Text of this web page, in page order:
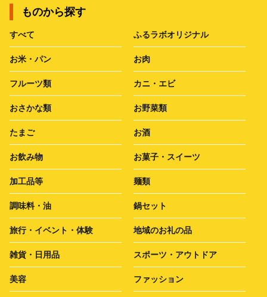
ものから探す
すべて ふるラボオリジナル
お米・パン お肉
フルーツ類 カニ・エビ
おさかな類 お野菜類
たまご お酒
お飲み物 お菓子・スイーツ
加工品等 麺類
調味料・油 鍋セット
旅行・イベント・体験 地域のお礼の品
雑貨・日用品 スポーツ・アウトドア
美容 ファッション